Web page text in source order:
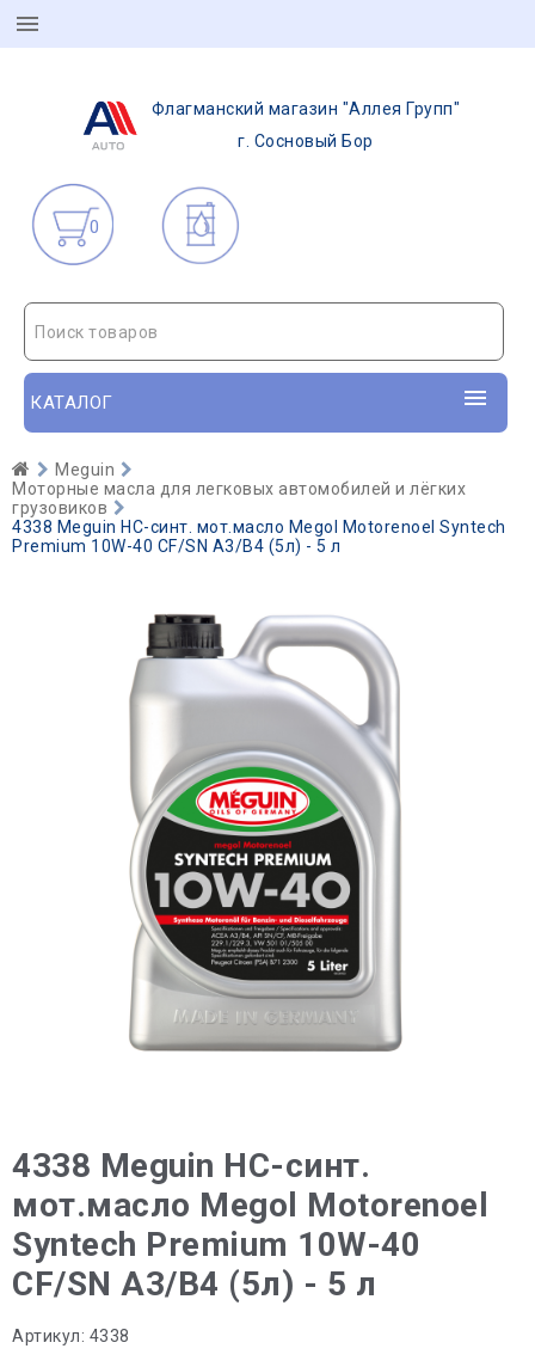
Флагманский магазин "Аллея Групп"
г. Сосновый Бор
0
Поиск товаров
КАТАЛОГ
Meguin
Моторные масла для легковых автомобилей и лёгких
грузовиков
4338 Meguin НС-синт. мот.масло Megol Motorenoel Syntech
Premium 10W-40 CF/SN A3/B4 (5л) - 5 л
4338 Meguin НС-синт.
мот.масло Megol Motorenoel
Syntech Premium 10W-40
CF/SN A3/B4 (5л) - 5 л
Артикул: 4338